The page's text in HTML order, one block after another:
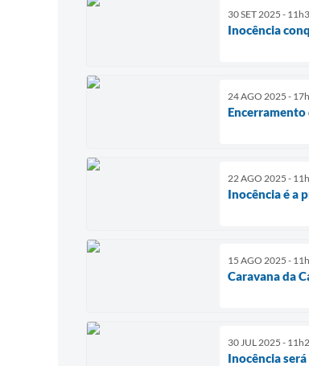
30 SET 2025 -
Inocência
24 AGO 2025 -
Encerramento
22 AGO 2025 -
Inocência é a
15 AGO 2025 -
Caravana da
30 JUL 2025 -
Inocência